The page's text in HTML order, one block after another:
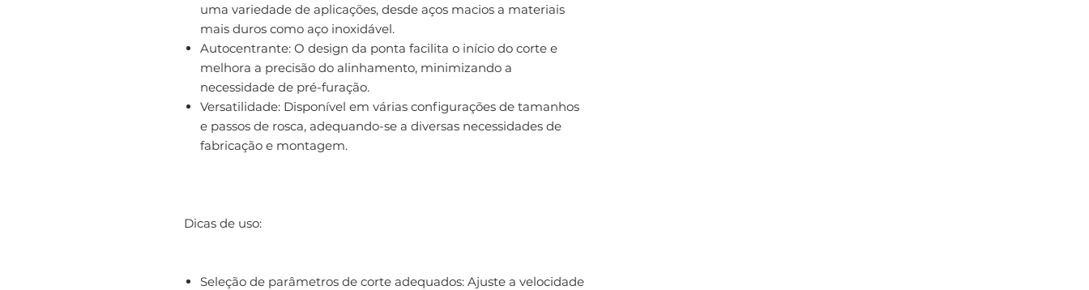
uma variedade de aplicações, desde aços macios a materiais
mais duros como aço inoxidável.
Autocentrante: O design da ponta facilita o início do corte e
melhora a precisão do alinhamento, minimizando a
necessidade de pré-furação.
Versatilidade: Disponível em várias configurações de tamanhos
e passos de rosca, adequando-se a diversas necessidades de
fabricação e montagem.
Dicas de uso:
Seleção de parâmetros de corte adequados: Ajuste a velocidade